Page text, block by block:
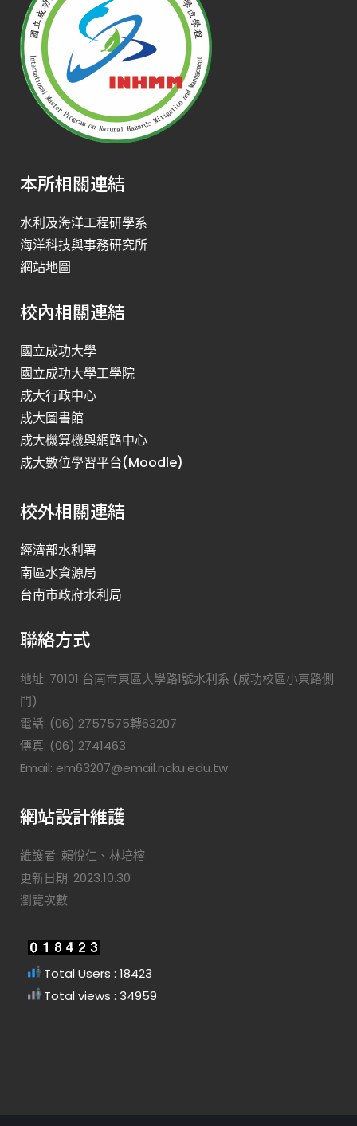
本所相關連結
水利及海洋工程研學系
海洋科技與事務研究所
網站地圖
校內相關連結
國立成功大學
國立成功大學工學院
成大行政中心
成大圖書館
成大機算機與網路中心
成大數位學習平台(Moodle)
校外相關連結
經濟部水利署
南區水資源局
台南市政府水利局
聯絡方式
地址: 70101 台南市東區大學路1號水利系 (成功校區小東路側
門)
電話: (06) 2757575轉63207
傳真: (06) 2741463
Email: em63207@email.ncku.edu.tw
網站設計維護
維護者: 賴悅仁、林培榕
更新日期: 2023.10.30
瀏覽次數:
Total Users : 18423
Total views : 34959